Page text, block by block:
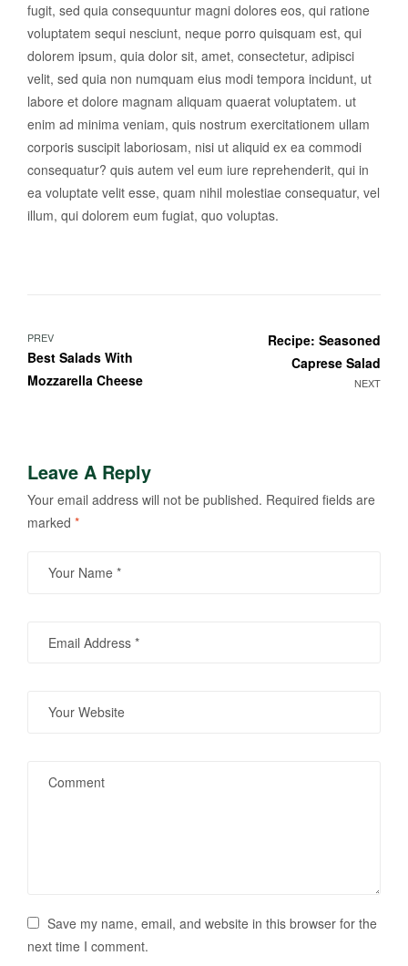
fugit, sed quia consequuntur magni dolores eos, qui ratione
voluptatem sequi nesciunt, neque porro quisquam est, qui
dolorem ipsum, quia dolor sit, amet, consectetur, adipisci
velit, sed quia non numquam eius modi tempora incidunt, ut
labore et dolore magnam aliquam quaerat voluptatem. ut
enim ad minima veniam, quis nostrum exercitationem ullam
corporis suscipit laboriosam, nisi ut aliquid ex ea commodi
consequatur? quis autem vel eum iure reprehenderit, qui in
ea voluptate velit esse, quam nihil molestiae consequatur, vel
illum, qui dolorem eum fugiat, quo voluptas.
PREV
Best Salads With
Mozzarella Cheese
NEXT
Recipe: Seasoned
Caprese Salad
Leave A Reply
Your email address will not be published. Required fields are
marked *
Save my name, email, and website in this browser for the
next time I comment.